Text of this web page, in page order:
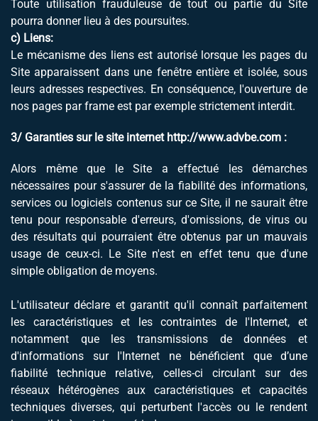
Toute utilisation frauduleuse de tout ou partie du Site
pourra donner lieu à des poursuites.
c) Liens:
Le mécanisme des liens est autorisé lorsque les pages du
Site apparaissent dans une fenêtre entière et isolée, sous
leurs adresses respectives. En conséquence, l'ouverture de
nos pages par frame est par exemple strictement interdit.
3/ Garanties sur le site internet http://www.advbe.com :
Alors même que le Site a effectué les démarches
nécessaires pour s'assurer de la fiabilité des informations,
services ou logiciels contenus sur ce Site, il ne saurait être
tenu pour responsable d'erreurs, d'omissions, de virus ou
des résultats qui pourraient être obtenus par un mauvais
usage de ceux-ci. Le Site n'est en effet tenu que d'une
simple obligation de moyens.
L'utilisateur déclare et garantit qu'il connaît parfaitement
les caractéristiques et les contraintes de l'Internet, et
notamment que les transmissions de données et
d'informations sur l'Internet ne bénéficient que d’une
fiabilité technique relative, celles-ci circulant sur des
réseaux hétérogènes aux caractéristiques et capacités
techniques diverses, qui perturbent l'accès ou le rendent